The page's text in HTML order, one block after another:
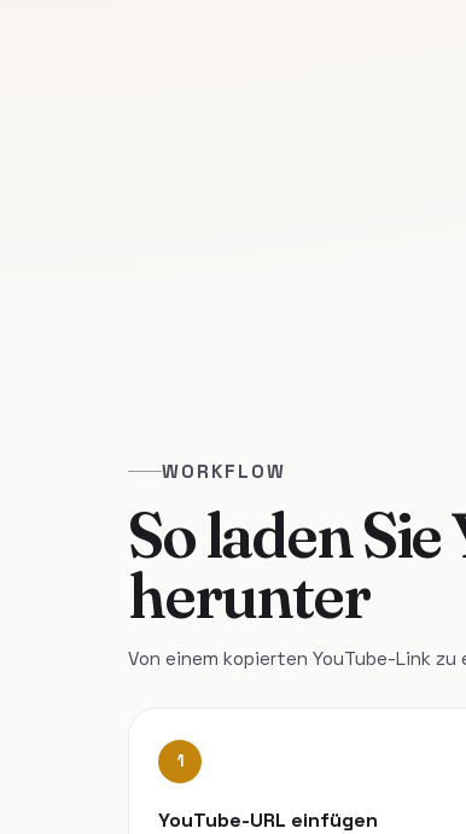
WORKFLOW
So laden
herunter
Von einem kopierten YouTube-Link
1
YouTube-URL einfügen